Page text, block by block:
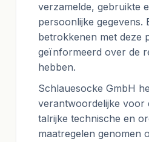
verzamelde, gebruikte
persoonlijke gegevens.
betrokkenen met deze
geïnformeerd over de
hebben.
Schlauesocke GmbH
verantwoordelijke voor
talrijke technische en
maatregelen genomen